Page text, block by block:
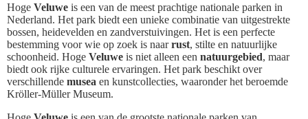
Hoge Veluwe is een van de meest prachtige nationale parken in
Nederland. Het park biedt een unieke combinatie van uitgestrekte
bossen, heidevelden en zandverstuivingen. Het is een perfecte
bestemming voor wie op zoek is naarrust, stilte en natuurlijke
schoonheid. Hoge Veluwe is niet alleen een natuurgebied, maar
biedt ook rijke culturele ervaringen. Het park beschikt over
verschillende musea en kunstcollecties, waaronder het beroemde
Kröller-Müller Museum.